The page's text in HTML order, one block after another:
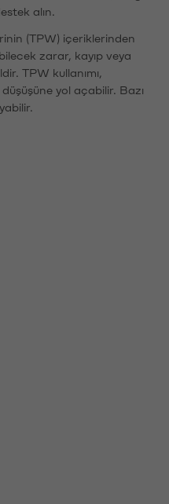
alın.
(TPW) içeriklerinden
zarar, kayıp veya
TPW kullanımı,
düşüşüne yol açabilir. Bazı